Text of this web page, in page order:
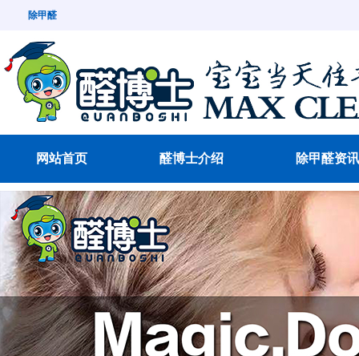
除甲醛
网站首页 醛博士介绍 除甲醛资讯